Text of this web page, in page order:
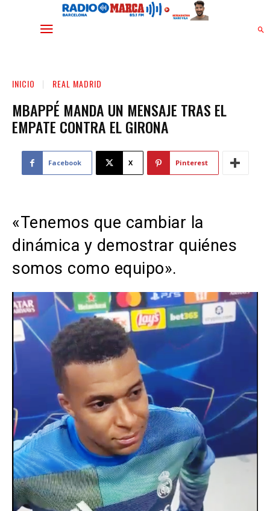
INICIO REAL MADRID
MBAPPÉ MANDA UN MENSAJE TRAS EL
EMPATE CONTRA EL GIRONA
Facebook X Pinterest
«Tenemos que cambiar la
dinámica y demostrar quiénes
somos como equipo».